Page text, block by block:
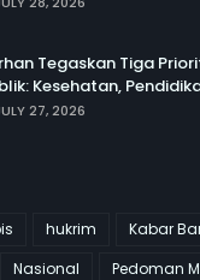
Tegaskan Tiga
Kesehatan,
27, 2026
hukrim
Kabar
Nasional
Pedoman